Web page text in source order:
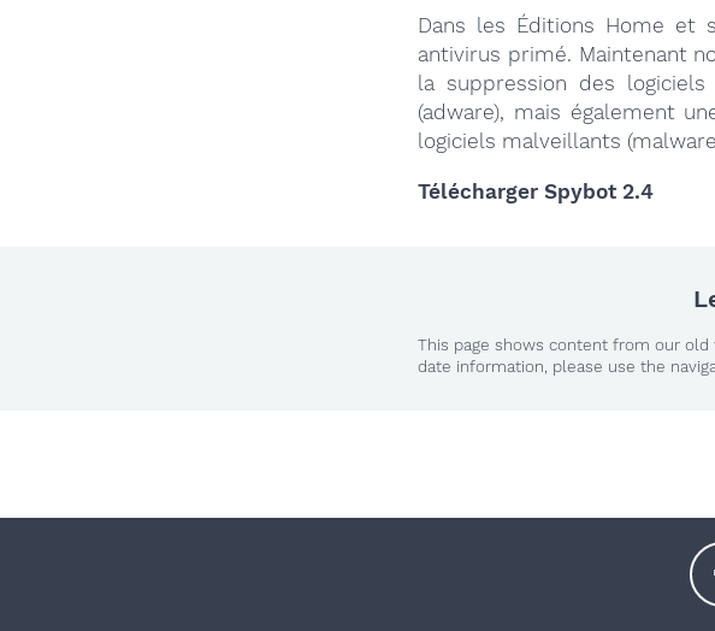
Dans les Éditions Home et
antivirus primé. Maintenant
la suppression des
(adware), mais également
logiciels malveillants
Télécharger Spybot 2.4
This page shows content from our
date information, please use the